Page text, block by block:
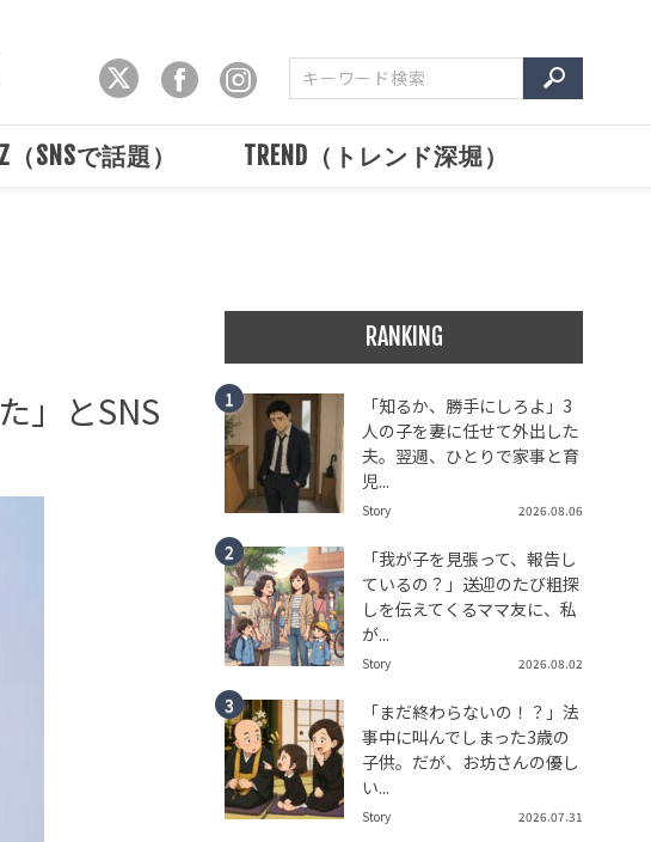
（SNSで話題） TREND（トレンド深堀）
」とSNS
RANKING
「知るか、勝手にしろよ」3
人の子を妻に任せて外出した
夫。翌週、ひとりで家事と育
児...
Story 2026.08.06
「我が子を見張って、報告し
ているの？」送迎のたび粗探
しを伝えてくるママ友に、私
が...
Story 2026.08.02
「まだ終わらないの！？」法
事中に叫んでしまった3歳の
子供。だが、お坊さんの優し
い...
Story 2026.07.31